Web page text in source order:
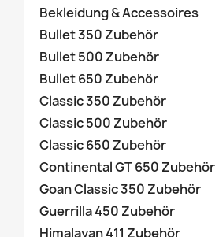
Bekleidung & Accessoires
Bullet 350 Zubehör
Bullet 500 Zubehör
Bullet 650 Zubehör
Classic 350 Zubehör
Classic 500 Zubehör
Classic 650 Zubehör
Continental GT 650 Zubehör
Goan Classic 350 Zubehör
Guerrilla 450 Zubehör
Himalayan 411 Zubehör